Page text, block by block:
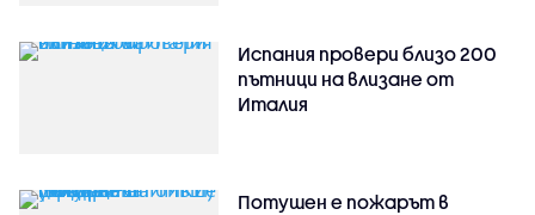
Испания провери близо 200
пътници на влизане от
Италия
Потушен е пожарът в